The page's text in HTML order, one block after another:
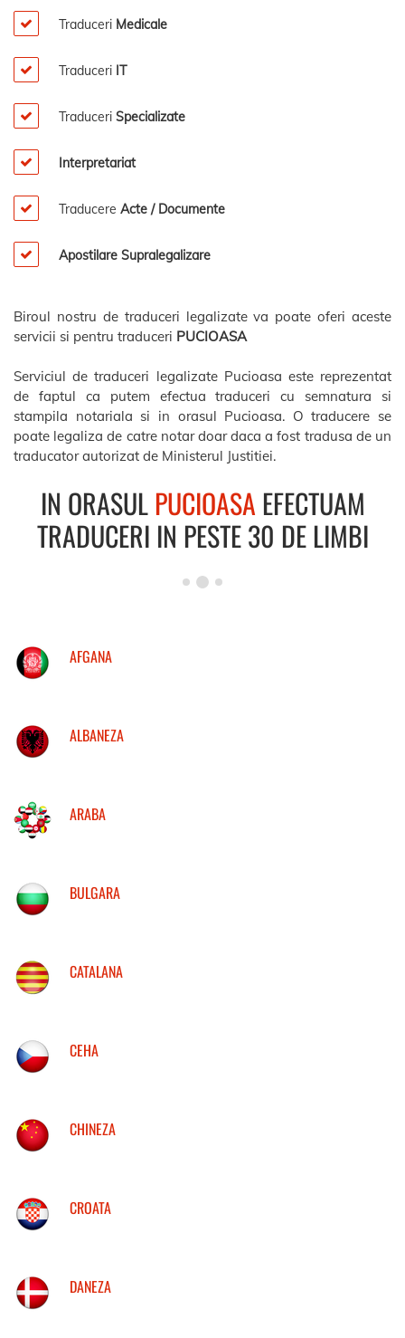
Traduceri Medicale
Traduceri IT
Traduceri Specializate
Interpretariat
Traducere Acte / Documente
Apostilare Supralegalizare
Biroul nostru de traduceri legalizate va poate oferi aceste
servicii si pentru traduceri PUCIOASA
Serviciul de traduceri legalizate Pucioasa este reprezentat
de faptul ca putem efectua traduceri cu semnatura si
stampila notariala si in orasul Pucioasa. O traducere se
poate legaliza de catre notar doar daca a fost tradusa de un
traducator autorizat de Ministerul Justitiei.
IN ORASULPUCIOASA EFECTUAM
TRADUCERI IN PESTE 30 DE LIMBI
AFGANA
ALBANEZA
ARABA
BULGARA
CATALANA
CEHA
CHINEZA
CROATA
DANEZA